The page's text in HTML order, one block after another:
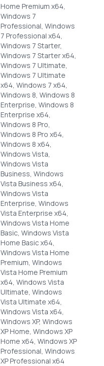
Home Premium x64,
Windows 7
Professional, Windows
7 Professional x64,
Windows 7 Starter,
Windows 7 Starter x64,
Windows 7 Ultimate,
Windows 7 Ultimate
x64, Windows 7 x64,
Windows 8, Windows 8
Enterprise, Windows 8
Enterprise x64,
Windows 8 Pro,
Windows 8 Pro x64,
Windows 8 x64,
Windows Vista,
Windows Vista
Business, Windows
Vista Business x64,
Windows Vista
Enterprise, Windows
Vista Enterprise x64,
Windows Vista Home
Basic, Windows Vista
Home Basic x64,
Windows Vista Home
Premium, Windows
Vista Home Premium
x64, Windows Vista
Ultimate, Windows
Vista Ultimate x64,
Windows Vista x64,
Windows XP, Windows
XP Home, Windows XP
Home x64, Windows XP
Professional, Windows
XP Professional x64